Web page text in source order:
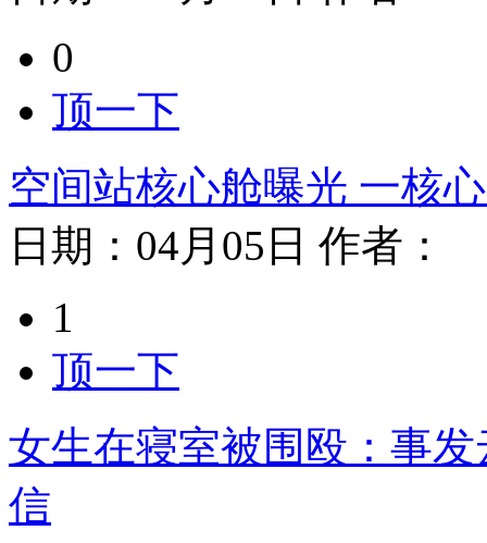
0
顶一下
空间站核心舱曝光 一核
日期： 04月05日 作者：
1
顶一下
女生在寝室被围殴：事
信